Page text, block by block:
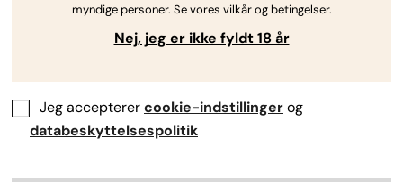
Emnefinder
Automatic
ByLuke Sumpter
myndige personer. Se vores vilkår og betingelser.
Nej, jeg er ikke fyldt 18 år
Jeg accepterercookie-indstillingerog
databeskyttelsespolitik